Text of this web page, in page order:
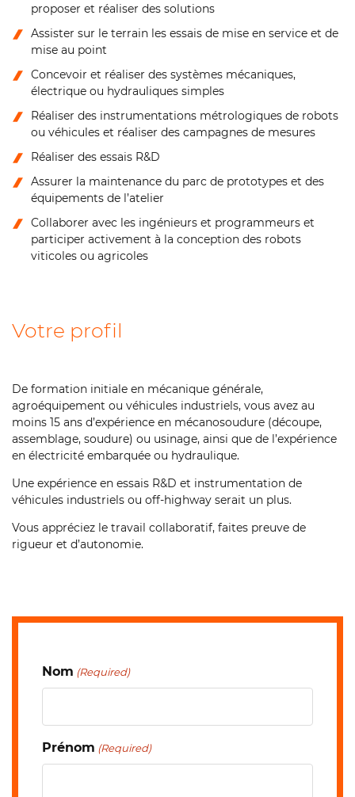
proposer et réaliser des solutions
Assister sur le terrain les essais de mise en service et de
mise au point
Concevoir et réaliser des systèmes mécaniques,
électrique ou hydrauliques simples
Réaliser des instrumentations métrologiques de robots
ou véhicules et réaliser des campagnes de mesures
Réaliser des essais R&D
Assurer la maintenance du parc de prototypes et des
équipements de l’atelier
Collaborer avec les ingénieurs et programmeurs et
participer activement à la conception des robots
viticoles ou agricoles
Votre profil
De formation initiale en mécanique générale,
agroéquipement ou véhicules industriels, vous avez au
moins 15 ans d’expérience en mécanosoudure (découpe,
assemblage, soudure) ou usinage, ainsi que de l’expérience
en électricité embarquée ou hydraulique.
Une expérience en essais R&D et instrumentation de
véhicules industriels ou off-highway serait un plus.
Vous appréciez le travail collaboratif, faites preuve de
rigueur et d’autonomie.
Nom (Required)
Prénom (Required)